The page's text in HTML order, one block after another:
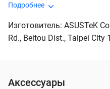
Подробнее
Изготовитель: ASUSTeK
Rd., Beitou Dist., Taipei City
Аксессуары